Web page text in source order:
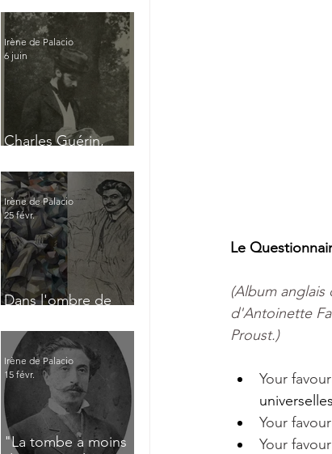
Charles Guérin,
Irène de Palacio
6 juin
Dans l'ombre de
Irène de Palacio
25 févr.
"La tombe a moins
Irène de Palacio
15 févr.
Le
(Album
d'Antoinette
Proust.)
Your
Your
Your